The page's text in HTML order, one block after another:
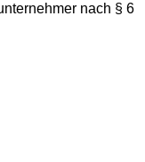
nach § 6